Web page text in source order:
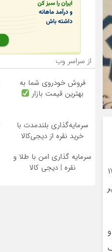
ایام عزای حسینی(ع) بیان داشت: 17
از سراسر وب
فروش خودروی شما به
بهترین قیمت بازار
سرمایه‌گذاری بلندمدت با
خرید نقره از دیجی‌کالا
سرمایه گذاری امن با طلا و
نقره | دیجی کالا